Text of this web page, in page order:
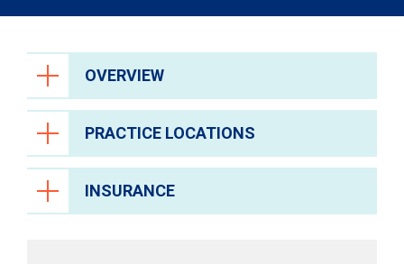
OVERVIEW
PRACTICE LOCATIONS
INSURANCE